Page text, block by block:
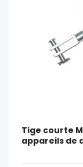
Tige courte
appareils de